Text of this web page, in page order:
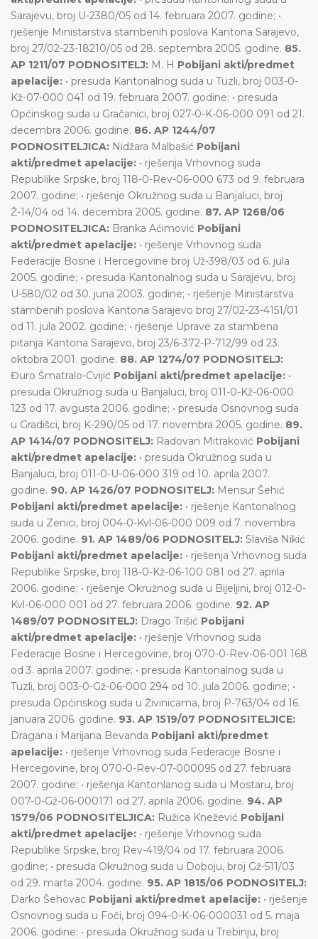
Sarajevu, broj U-2380/05 od 14. februara 2007. godine; •
rješenje Ministarstva stambenih poslova Kantona Sarajevo,
broj 27/02-23-18210/05 od 28. septembra 2005. godine. 85.
AP 1211/07 PODNOSITELJ: M. H Pobijani akti/predmet
apelacije: • presuda Kantonalnog suda u Tuzli, broj 003-0-
Kž-07-000 041 od 19. februara 2007. godine; • presuda
Općinskog suda u Gračanici, broj 027-0-K-06-000 091 od 21.
decembra 2006. godine. 86. AP 1244/07
PODNOSITELJICA: Nidžara Malbašić Pobijani
akti/predmet apelacije: • rješenja Vrhovnog suda
Republike Srpske, broj 118-0-Rev-06-000 673 od 9. februara
2007. godine; • rješenje Okružnog suda u Banjaluci, broj
Ž-14/04 od 14. decembra 2005. godine. 87. AP 1268/06
PODNOSITELJICA: Branka Aćimović Pobijani
akti/predmet apelacije: • rješenje Vrhovnog suda
Federacije Bosne i Hercegovine broj Už-398/03 od 6. jula
2005. godine; • presuda Kantonalnog suda u Sarajevu, broj
U-580/02 od 30. juna 2003. godine; • rješenje Ministarstva
stambenih poslova Kantona Sarajevo broj 27/02-23-4151/01
od 11. jula 2002. godine; • rješenje Uprave za stambena
pitanja Kantona Sarajevo, broj 23/6-372-P-712/99 od 23.
oktobra 2001. godine. 88. AP 1274/07 PODNOSITELJ:
Đuro Šmatralo-Cvijić Pobijani akti/predmet apelacije: •
presuda Okružnog suda u Banjaluci, broj 011-0-Kž-06-000
123 od 17. avgusta 2006. godine; • presuda Osnovnog suda
u Gradišci, broj K-290/05 od 17. novembra 2005. godine. 89.
AP 1414/07 PODNOSITELJ: Radovan Mitraković Pobijani
akti/predmet apelacije: • presuda Okružnog suda u
Banjaluci, broj 011-0-U-06-000 319 od 10. aprila 2007.
godine. 90. AP 1426/07 PODNOSITELJ: Mensur Šehić
Pobijani akti/predmet apelacije: • rješenje Kantonalnog
suda u Zenici, broj 004-0-Kvl-06-000 009 od 7. novembra
2006. godine. 91. AP 1489/06 PODNOSITELJ: Slaviša Nikić
Pobijani akti/predmet apelacije: • rješenja Vrhovnog suda
Republike Srpske, broj 118-0-Kž-06-100 081 od 27. aprila
2006. godine; • rješenje Okružnog suda u Bijeljini, broj 012-0-
Kvl-06-000 001 od 27. februara 2006. godine. 92. AP
1489/07 PODNOSITELJ: Drago Trišić Pobijani
akti/predmet apelacije: • rješenje Vrhovnog suda
Federacije Bosne i Hercegovine, broj 070-0-Rev-06-001 168
od 3. aprila 2007. godine; • presuda Kantonalnog suda u
Tuzli, broj 003-0-Gž-06-000 294 od 10. jula 2006. godine; •
presuda Općinskog suda u Živinicama, broj P-763/04 od 16.
januara 2006. godine. 93. AP 1519/07 PODNOSITELJICE:
Dragana i Marijana Bevanda Pobijani akti/predmet
apelacije: • rješenje Vrhovnog suda Federacije Bosne i
Hercegovine, broj 070-0-Rev-07-000095 od 27. februara
2007. godine; • rješenja Kantonlanog suda u Mostaru, broj
007-0-Gž-06-000171 od 27. aprila 2006. godine. 94. AP
1579/06 PODNOSITELJICA: Ružica Knežević Pobijani
akti/predmet apelacije: • rješenje Vrhovnog suda
Republike Srpske, broj Rev-419/04 od 17. februara 2006.
godine; • presuda Okružnog suda u Doboju, broj Gž-511/03
od 29. marta 2004. godine. 95. AP 1815/06 PODNOSITELJ:
Darko Šehovac Pobijani akti/predmet apelacije: • rješenje
Osnovnog suda u Foči, broj 094-0-K-06-000031 od 5. maja
2006. godine; • presuda Okružnog suda u Trebinju, broj